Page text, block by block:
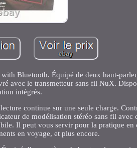
Bluetooth. Équipé de deux haut-
avec le transmetteur sans fil NuX.
intégrés.
continue sur une seule charge.
de modélisation stéréo sans fil avec
Il peut vous servir pour la pratique en
en voyage, et plus encore.